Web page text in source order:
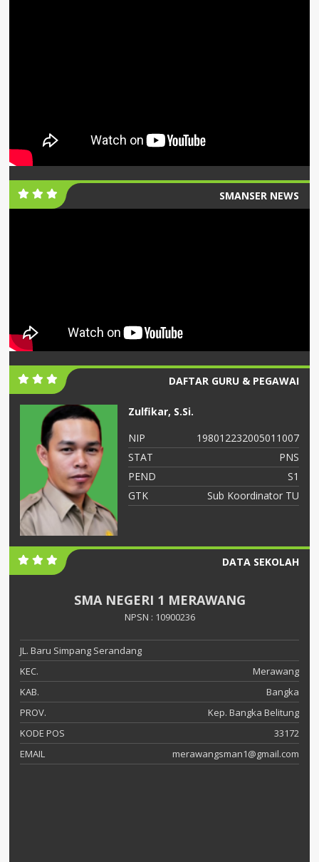
SMANSER NEWS
DAFTAR GURU & PEGAWAI
Zulfikar, S.Si.
NIP
198012232005011007
STAT
PNS
PEND
S1
GTK
Sub Koordinator TU
DATA SEKOLAH
SMA NEGERI 1 MERAWANG
NPSN : 10900236
JL. Baru Simpang Serandang
KEC.
Merawang
KAB.
Bangka
PROV.
Kep. Bangka Belitung
KODE POS
33172
EMAIL
merawangsman1@gmail.com